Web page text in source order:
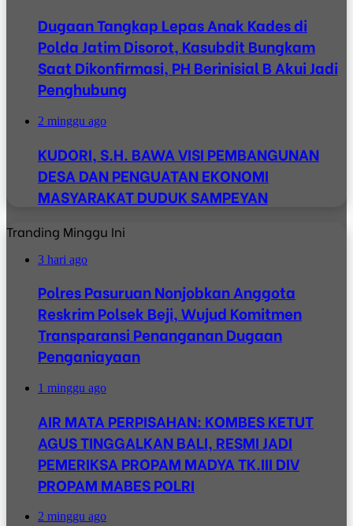
Dugaan Tangkap Lepas Anak Kades di
Polda Jatim Disorot, Kasubdit Bungkam
Saat Dikonfirmasi, PH Berinisial B Akui Jadi
Penghubung
2 minggu ago
KUDORI, S.H. BAWA VISI PEMBANGUNAN
DESA DAN PENGUATAN EKONOMI
MASYARAKAT DUDUK SAMPEYAN
Tranding Minggu Ini
3 hari ago
Polres Pasuruan Nonjobkan Anggota
Reskrim Polsek Beji, Wujud Komitmen
Transparansi Penanganan Dugaan
Penganiayaan
1 minggu ago
AIR MATA PERPISAHAN: KOMBES KETUT
AGUS TINGGALKAN BALI, RESMI JADI
PEMERIKSA PROPAM MADYA TK.III DIV
PROPAM MABES POLRI
2 minggu ago